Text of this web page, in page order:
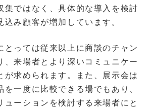
集ではなく、具体的な導入を検討
込み顧客が増加しています。
とっては従来以上に商談のチャン
、来場者とより深いコミュニケー
が求められます。また、展示会は
を一度に比較できる場でもあり、
ューションを検討する来場者にと